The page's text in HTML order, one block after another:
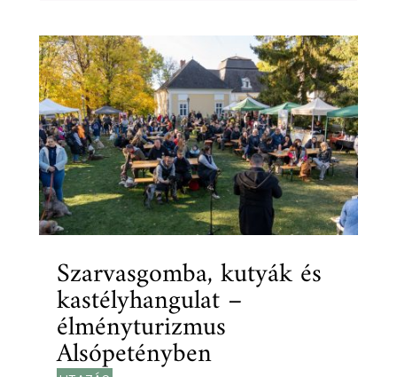
Szarvasgomba, kutyák és
kastélyhangulat –
élményturizmus
Alsópetényben